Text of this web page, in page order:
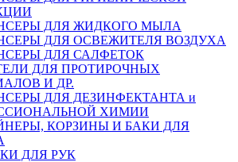
ДЛЯ ЖИДКОГО МЫЛА
ДЛЯ ОСВЕЖИТЕЛЯ ВОЗДУХА
ДЛЯ САЛФЕТОК
ДЛЯ ПРОТИРОЧНЫХ
И ДР.
ДЛЯ ДЕЗИНФЕКТАНТА и
ХИМИИ
КОРЗИНЫ И БАКИ ДЛЯ
ДЛЯ РУК